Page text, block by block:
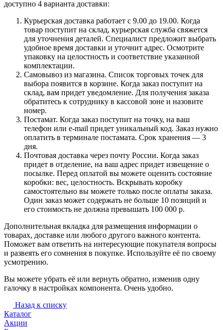
доступно 4 варианта доставки:
Курьерская доставка работает с 9.00 до 19.00. Когда
товар поступит на склад, курьерская служба свяжется
для уточнения деталей. Специалист предложит выбрать
удобное время доставки и уточнит адрес. Осмотрите
упаковку на целостность и соответствие указанной
комплектации.
Самовывоз из магазина. Список торговых точек для
выбора появится в корзине. Когда заказ поступит на
склад, вам придет уведомление. Для получения заказа
обратитесь к сотруднику в кассовой зоне и назовите
номер.
Постамат. Когда заказ поступит на точку, на ваш
телефон или e-mail придет уникальный код. Заказ нужно
оплатить в терминале постамата. Срок хранения — 3
дня.
Почтовая доставка через почту России. Когда заказ
придет в отделение, на ваш адрес придет извещение о
посылке. Перед оплатой вы можете оценить состояние
коробки: вес, целостность. Вскрывать коробку
самостоятельно вы можете только после оплаты заказа.
Один заказ может содержать не больше 10 позиций и
его стоимость не должна превышать 100 000 р.
Дополнительная вкладка для размещения информации о
товарах, доставке или любого другого важного контента.
Поможет вам ответить на интересующие покупателя вопросы
и развеять его сомнения в покупке. Используйте её по своему
усмотрению.
Вы можете убрать её или вернуть обратно, изменив одну
галочку в настройках компонента. Очень удобно.
Назад к списку
Каталог
Акции